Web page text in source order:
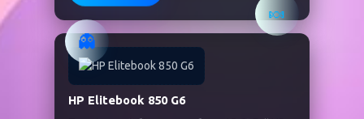
🍬
👻
HP Elitebook 850 G6